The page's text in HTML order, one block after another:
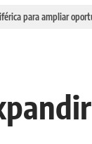
para ampliar